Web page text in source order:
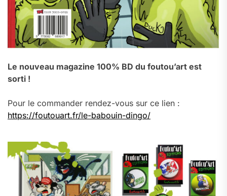
Le nouveau magazine 100% BD du foutou’art est
sorti !
Pour le commander rendez-vous sur ce lien :
https://foutouart.fr/le-babouin-dingo/